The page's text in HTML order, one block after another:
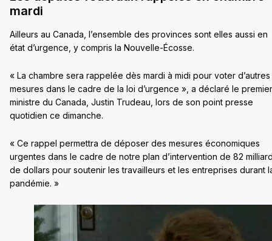
mardi
Ailleurs au Canada, l’ensemble des provinces sont elles aussi en
état d’urgence, y compris la Nouvelle-Écosse.
« La chambre sera rappelée dès mardi à midi pour voter d’autres
mesures dans le cadre de la loi d’urgence », a déclaré le premier
ministre du Canada, Justin Trudeau, lors de son point presse
quotidien ce dimanche.
« Ce rappel permettra de déposer des mesures économiques
urgentes dans le cadre de notre plan d’intervention de 82
de dollars pour soutenir les travailleurs et les entreprises durant
pandémie. »